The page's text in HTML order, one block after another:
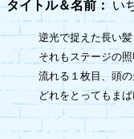
タイトル＆名前：
逆光で捉えた長い
それもステージの
流れる１枚目、頭
どれをとってもま